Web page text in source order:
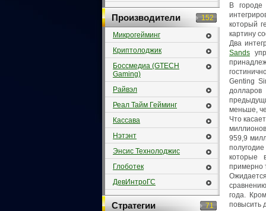
В городе
который
картину
Два
Sands
Genting
меньше,
Что
959,9
которые
примерно
года.
повысить
Производители 152
Микрогейминг
Криптолоджик
Боссмедиа (GTECH
Gaming)
Райвэл
Реал Тайм Гейминг
Кассава
Нэтэнт
Энсис Технолоджис
Глоботек
ДевИнтроГС
Cтратегии 71